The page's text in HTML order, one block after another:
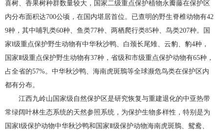
喜树、香果树种群数量较大，国家二级重点保护植物永瓣藤在保护区
内分布面积达700公顷，在国内堪居首位。已查明的野生脊椎动物有42
9种，其中哺乳类60种、鱼类77种、两栖爬行类85种、鸟类207种。国
家Ⅰ级重点保护野生动物有中华秋沙鸭、白颈长尾雉、云豹、豹4种，
国家Ⅱ级重点保护野生动物有37种，省级和市级重点保护动物有65种，
占全省的57%。中华秋沙鸭、海南虎斑鳽等全球濒危鸟类在保护区内
都有分布。
江西九岭山国家级自然保护区是研究恢复与重建退化的中亚热带
常绿阔叶林生态系统的天然参照系统，为保护生物多样性，特别是为
国家Ⅰ级保护动物中华秋沙鸭和国家Ⅱ级保护动物海南虎斑鳽、鸳鸯、